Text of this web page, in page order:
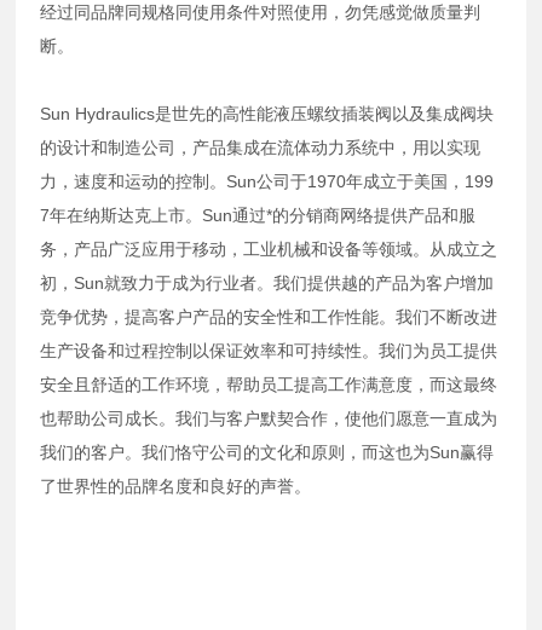
经过同品牌同规格同使用条件对照使用，勿凭感觉做质量判
断。
Sun Hydraulics是世先的高性能液压螺纹插装阀以及集成阀块
的设计和制造公司，产品集成在流体动力系统中，用以实现
力，速度和运动的控制。Sun公司于1970年成立于美国，199
7年在纳斯达克上市。Sun通过*的分销商网络提供产品和服
务，产品广泛应用于移动，工业机械和设备等领域。从成立之
初，Sun就致力于成为行业者。我们提供越的产品为客户增加
竞争优势，提高客户产品的安全性和工作性能。我们不断改进
生产设备和过程控制以保证效率和可持续性。我们为员工提供
安全且舒适的工作环境，帮助员工提高工作满意度，而这最终
也帮助公司成长。我们与客户默契合作，使他们愿意一直成为
我们的客户。我们恪守公司的文化和原则，而这也为Sun赢得
了世界性的品牌名度和良好的声誉。